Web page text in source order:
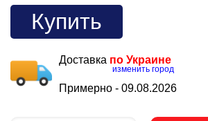
Купить
Доставка по Украине
изменить город
Примерно - 09.08.2026